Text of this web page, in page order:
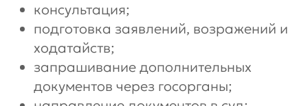
консультация;
подготовка заявлений, возражений и
ходатайств;
запрашивание дополнительных
документов через госорганы;